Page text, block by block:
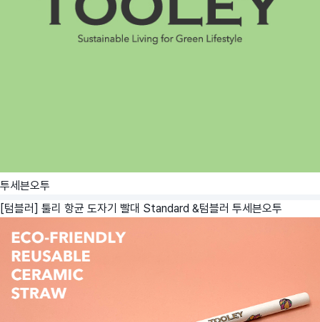
투세븐오투
[텀블러] 툴리 항균 도자기 빨대 Standard &텀블러 투세븐오투